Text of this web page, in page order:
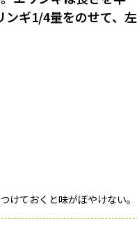
ンギ1/4量をのせて、左
けておくと味がぼやけない。